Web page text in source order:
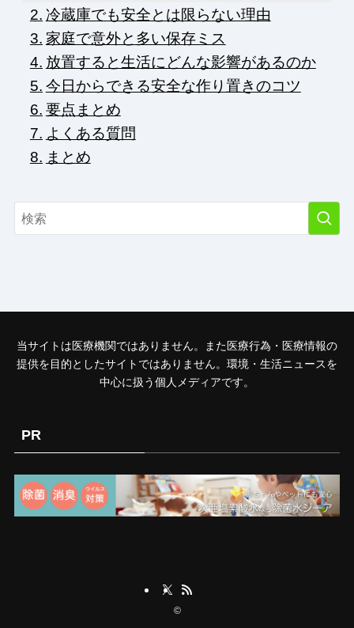
冷蔵庫でも安全とは限らない理由
家庭で意外と多い保存ミス
放置すると生活にどんな影響があるのか
今日からできる安全な作り置きのコツ
要点まとめ
よくある質問
まとめ
当サイトは医療機関ではありません。また医療行為・医療情報の
提供を目的としたサイトではありません。環境・生活ニュースを
中心に扱う個人メディアです。
PR
©